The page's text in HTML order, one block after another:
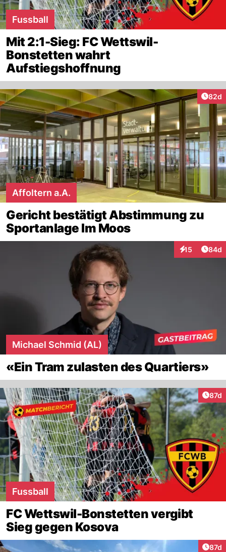
Fussball
Mit 2:1-Sieg: FC Wettswil-
Bonstetten wahrt
Aufstiegshoffnung
82d
Affoltern a.A.
Gericht bestätigt Abstimmung zu
Sportanlage Im Moos
15
Interaktionen
84d
Michael Schmid (AL)
«Ein Tram zulasten des Quartiers»
87d
Fussball
FC Wettswil-Bonstetten vergibt
Sieg gegen Kosova
87d